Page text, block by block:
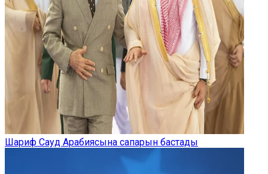
Шариф Сауд Арабиясына сапарын бастады